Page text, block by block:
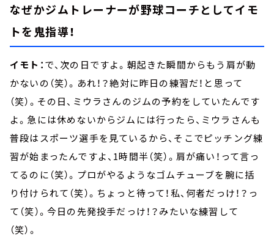
なぜかジムトレーナーが野球コーチとしてイモ
トを鬼指導！
イモト：で、次の日ですよ。朝起きた瞬間からもう肩が動
かないの（笑）。あれ！？絶対に昨日の練習だ！と思って
（笑）。その日、ミウラさんのジムの予約をしていたんです
よ。急には休めないからジムには行ったら、ミウラさんも
普段はスポーツ選手を見ているから、そこでピッチング練
習が始まったんですよ、1時間半（笑）。肩が痛い！って言っ
てるのに（笑）。プロがやるようなゴムチューブを腕に括
り付けられて（笑）。ちょっと待って！私、何者だっけ！？っ
て（笑）。今日の先発投手だっけ！？みたいな練習して
（笑）。